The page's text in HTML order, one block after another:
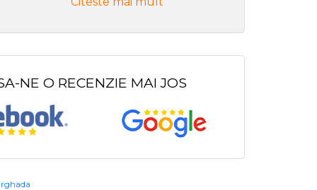
NE O RECENZIE MAI JOS